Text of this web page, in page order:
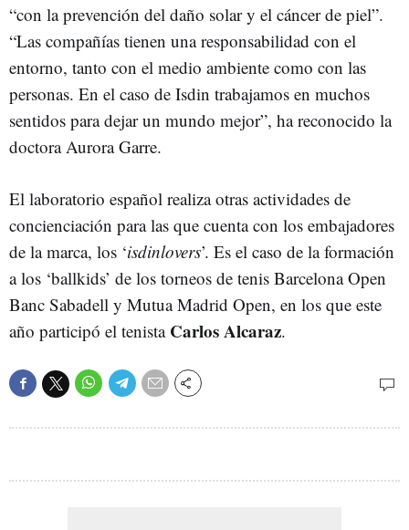
“con la prevención del daño solar y el cáncer de piel”.
“Las compañías tienen una responsabilidad con el
entorno, tanto con el medio ambiente como con las
personas. En el caso de Isdin trabajamos en muchos
sentidos para dejar un mundo mejor”, ha reconocido la
doctora Aurora Garre.
El laboratorio español realiza otras actividades de
concienciación para las que cuenta con los embajadores
de la marca, los ‘isdinlovers’. Es el caso de la formación
a los ‘ballkids’ de los torneos de tenis Barcelona Open
Banc Sabadell y Mutua Madrid Open, en los que este
año participó el tenista Carlos Alcaraz.